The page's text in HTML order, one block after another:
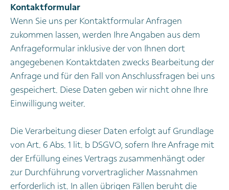
Kontaktformular
Wenn Sie uns per Kontaktformular Anfragen
zukommen lassen, werden Ihre Angaben aus dem
Anfrageformular inklusive der von Ihnen dort
angegebenen Kontaktdaten zwecks Bearbeitung der
Anfrage und für den Fall von Anschlussfragen bei uns
gespeichert. Diese Daten geben wir nicht ohne Ihre
Einwilligung weiter.
Die Verarbeitung dieser Daten erfolgt auf Grundlage
von Art. 6 Abs. 1 lit. b DSGVO, sofern Ihre Anfrage mit
der Erfüllung eines Vertrags zusammenhängt oder
zur Durchführung vorvertraglicher Massnahmen
erforderlich ist. In allen übrigen Fällen beruht die